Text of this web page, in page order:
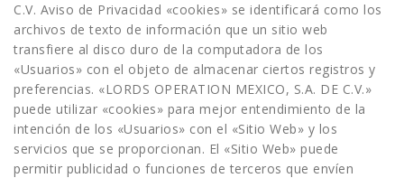
C.V. Aviso de Privacidad «cookies» se identificará como los
archivos de texto de información que un sitio web
transfiere al disco duro de la computadora de los
«Usuarios» con el objeto de almacenar ciertos registros y
preferencias. «LORDS OPERATION MEXICO, S.A. DE C.V.»
puede utilizar «cookies» para mejor entendimiento de la
intención de los «Usuarios» con el «Sitio Web» y los
servicios que se proporcionan. El «Sitio Web» puede
permitir publicidad o funciones de terceros que envíen